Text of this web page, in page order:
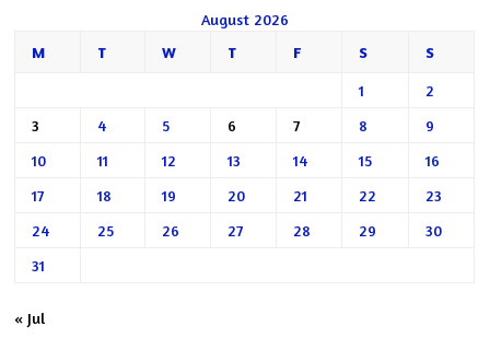
August 2026
M
T W T F S S
1
2
3
4 5 6 7 8
9
10
11 12 13 14 15
16
17
18 19 20 21 22
23
24
25 26 27 28 29
30
31
« Jul